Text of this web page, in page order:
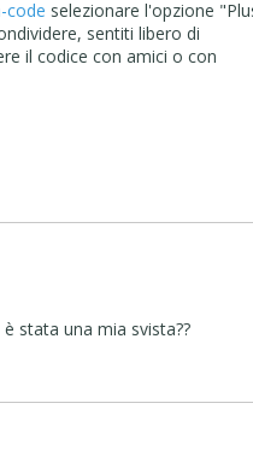
code selezionare l'opzione
sentiti libero di
il codice con amici o con
stata una mia svista??